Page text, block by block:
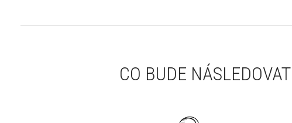
CO BUDE NÁSLEDOVAT